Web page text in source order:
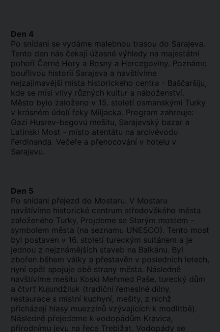
Den 4
Po snídani se vydáme malebnou trasou do Sarajeva.
Tento den nás čekají úžasné výhledy na majestátní
pohoří Černé Hory a Bosny a Hercegoviny. Poznáme
bouřlivou historii Sarajeva a navštívíme
nejzajímavější místa historického centra - Baščaršiju,
kde se mísí vlivy různých kultur a náboženství.
Město bylo založeno v 15. století osmanskými Turky
v krásném údolí řeky Miljacka. Program zahrnuje:
Gazi Husrev-begovu mešitu, Sarajevský bazar a
Latinski Most - místo atentátu na arcivévodu
Ferdinanda. Večeře a přenocování v hotelu v
Sarajevu.
Den 5
Po snídani přejezd do Mostaru. V Mostaru
navštívíme historické centrum středověkého města
založeného Turky. Projdeme se Starým mostem -
symbolem města (na seznamu UNESCO). Tento most
byl postaven v 16. století tureckým sultánem a je
jednou z nejznámějších staveb na Balkánu. Byl
zbořen během války a přestavěn v posledních letech,
nyní opět spojuje obě strany města. Následně
navštívíme mešitu Koski Mehmed Paše, turecký dům
a čtvrť Kujundžiluk (tradiční řemeslné dílny,
restaurace s místní kuchyní, mešity, z nichž
přicházejí hlasy muezzinů vzývajících k modlitbě).
Následně přejedeme k vodopádům Kravica,
přírodnímu jevu na řece Trebižat. Vodopády se